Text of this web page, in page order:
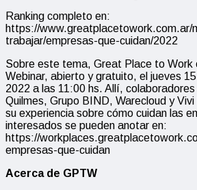
Ranking completo en:
https://www.greatplacetowork.com.ar/
trabajar/empresas-que-cuidan/2022
Sobre este tema, Great Place to Work
Webinar, abierto y gratuito, el jueves
2022 a las 11:00 hs. Allí,
Quilmes, Grupo BIND, Warecloud y
su experiencia sobre cómo cuidan las
interesados se pueden anotar en:
https://
empresas-que-cuidan
Acerca de GPTW